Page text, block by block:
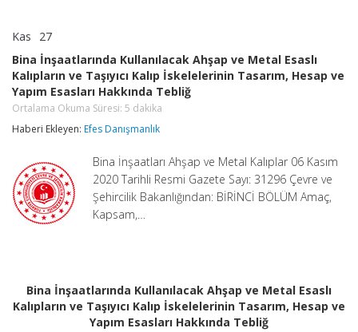
Kas 27
Kullanılacak
Ahşap
ve
Metal
Kalıpların
Taşıyıcı
İskelelerinin
Tasarım,
Hesap
Ortalama
Okuma
Süresi:
5
Bina İnşaatlarında Kullanılacak Ahşap ve Metal Esaslı
Kalıpların ve Taşıyıcı Kalıp İskelelerinin Tasarım, Hesap ve
Yapım Esasları Hakkında Tebliğ
Ortalama Okuma Süresi: 5 dakika
Haberi Ekleyen: Efes Danışmanlık
Bina İnşaatları Ahşap ve Metal Kalıplar 06 Kasım
2020 Tarihli Resmi Gazete Sayı: 31296 Çevre ve
Şehircilik Bakanlığından: BİRİNCİ BÖLÜM Amaç,
Kapsam,…
Bina İnşaatlarında Kullanılacak Ahşap ve Metal Esaslı
Kalıpların ve Taşıyıcı Kalıp İskelelerinin Tasarım, Hesap ve
Yapım Esasları Hakkında Tebliğ